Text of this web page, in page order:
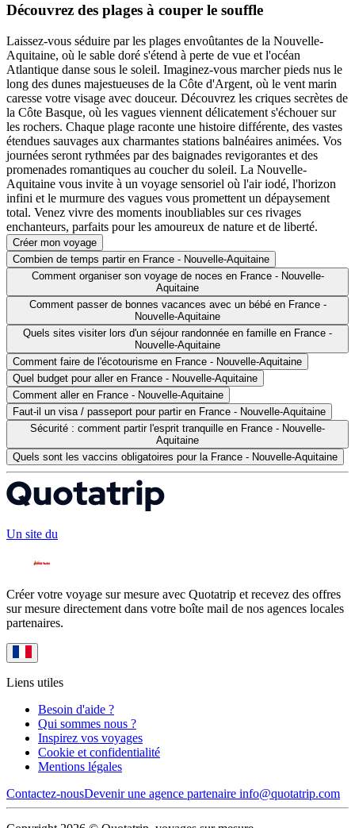
Découvrez des plages à couper le souffle
Laissez-vous séduire par les plages envoûtantes de la Nouvelle-
Aquitaine, où le sable doré s'étend à perte de vue et l'océan
Atlantique danse sous le soleil. Imaginez-vous marcher pieds nus le
long des dunes majestueuses de la Côte d'Argent, où le vent marin
caresse votre visage avec douceur. Découvrez les criques secrètes de
la Côte Basque, où les vagues viennent délicatement s'échouer sur
les rochers. Chaque plage raconte une histoire différente, des vastes
étendues sauvages aux charmantes stations balnéaires animées. Vos
journées seront rythmées par des baignades revigorantes et des
promenades romantiques au coucher du soleil. La Nouvelle-
Aquitaine vous invite à un voyage sensoriel où l'air iodé, l'horizon
infini et le murmure des vagues vous promettent un dépaysement
total. Venez vivre des moments inoubliables sur ces rivages
enchanteurs, parfaits pour les amoureux de nature et de liberté.
Créer mon voyage
Combien de temps partir en France - Nouvelle-Aquitaine
Comment organiser son voyage de noces en France - Nouvelle-
Aquitaine
Comment passer de bonnes vacances avec un bébé en France -
Nouvelle-Aquitaine
Quels sites visiter lors d'un séjour randonnée en famille en France -
Nouvelle-Aquitaine
Comment faire de l'écotourisme en France - Nouvelle-Aquitaine
Quel budget pour aller en France - Nouvelle-Aquitaine
Comment aller en France - Nouvelle-Aquitaine
Faut-il un visa / passeport pour partir en France - Nouvelle-Aquitaine
Sécurité : comment partir l'esprit tranquille en France - Nouvelle-
Aquitaine
Quels sont les vaccins obligatoires pour la France - Nouvelle-Aquitaine
Un site du
Créer votre voyage sur mesure avec Quotatrip et recevez des offres
sur mesure directement dans votre boîte mail de nos agences locales
partenaires.
Liens utiles
Besoin d'aide ?
Qui sommes nous ?
Inspirez vos voyages
Cookie et confidentialité
Mentions légales
Contactez-nousDevenir une agence partenaire info@quotatrip.com